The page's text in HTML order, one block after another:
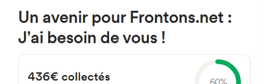
AÑADIR UN FRONTÓN
D261 64520 Sames, Francia